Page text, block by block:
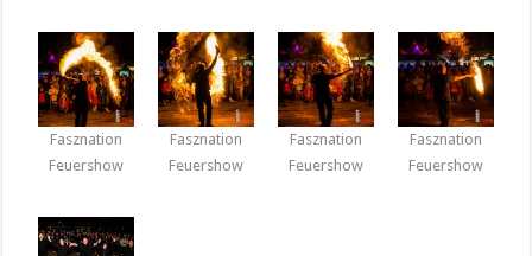
Fasznation
Feuershow
Fasznation
Feuershow
Fasznation
Feuershow
Fasznation
Feuershow